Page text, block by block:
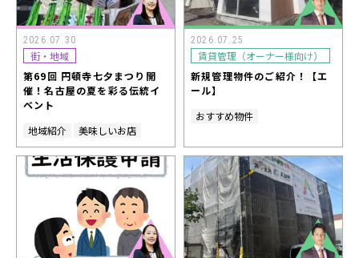
2026.07.30
街・地域
第69回 円頓寺七夕まつり開
催！名古屋の夏を彩る伝統イ
ベント
地域紹介
美味しいお店
2026.07.25
賃貸管理（オーナー様向け）
新規管理物件のご紹介！【エ
ール】
おすすめ物件